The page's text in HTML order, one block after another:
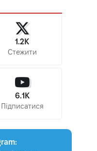
1.2K
Стежити
6.1K
Підписатися